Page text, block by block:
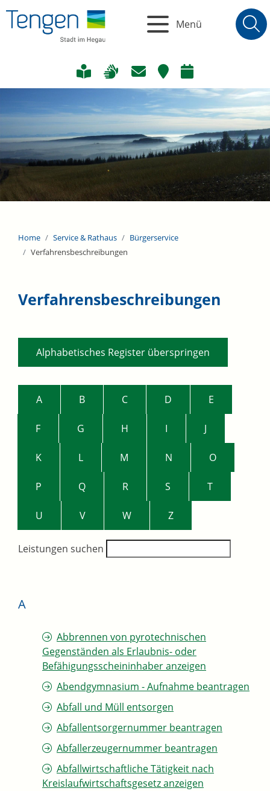
Menü
Home Service & Rathaus
Bürgerservice
Verfahrensbeschreibungen
Verfahrensbeschreibungen
Alphabetisches Register überspringen
A B C D E
F G H I J
K L M N O
P Q R S T
U V W Z
Leistungen suchen
A
Abbrennen von pyrotechnischen
Gegenständen als Erlaubnis- oder
Befähigungsscheininhaber anzeigen
Abendgymnasium - Aufnahme beantragen
Abfall und Müll entsorgen
Abfallentsorgernummer beantragen
Abfallerzeugernummer beantragen
Abfallwirtschaftliche Tätigkeit nach
Kreislaufwirtschaftsgesetz anzeigen